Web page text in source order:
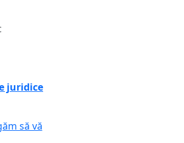
juridice
să vă